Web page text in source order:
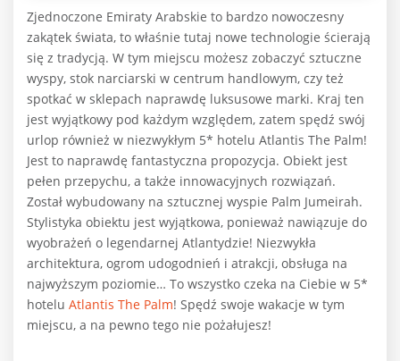
Zjednoczone Emiraty Arabskie to bardzo nowoczesny
zakątek świata, to właśnie tutaj nowe technologie ścierają
się z tradycją. W tym miejscu możesz zobaczyć sztuczne
wyspy, stok narciarski w centrum handlowym, czy też
spotkać w sklepach naprawdę luksusowe marki. Kraj ten
jest wyjątkowy pod każdym względem, zatem spędź swój
urlop również w niezwykłym 5* hotelu Atlantis The Palm!
Jest to naprawdę fantastyczna propozycja. Obiekt jest
pełen przepychu, a także innowacyjnych rozwiązań.
Został wybudowany na sztucznej wyspie Palm Jumeirah.
Stylistyka obiektu jest wyjątkowa, ponieważ nawiązuje do
wyobrażeń o legendarnej Atlantydzie! Niezwykła
architektura, ogrom udogodnień i atrakcji, obsługa na
najwyższym poziomie… To wszystko czeka na Ciebie w 5*
hotelu Atlantis The Palm! Spędź swoje wakacje w tym
miejscu, a na pewno tego nie pożałujesz!